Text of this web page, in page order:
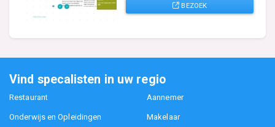
BEZOEK
Vind specalisten in uw regio
Restaurant Aannemer
Onderwijs en Opleidingen Makelaar